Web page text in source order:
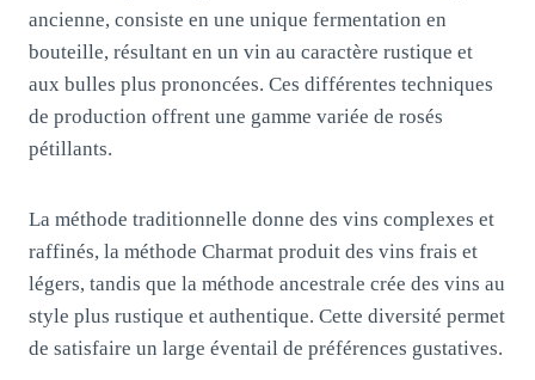
ancienne, consiste en une unique fermentation en
bouteille, résultant en un vin au caractère rustique et
aux bulles plus prononcées. Ces différentes techniques
de production offrent une gamme variée de rosés
pétillants.
La méthode traditionnelle donne des vins complexes et
raffinés, la méthode Charmat produit des vins frais et
légers, tandis que la méthode ancestrale crée des vins au
style plus rustique et authentique. Cette diversité permet
de satisfaire un large éventail de préférences gustatives.